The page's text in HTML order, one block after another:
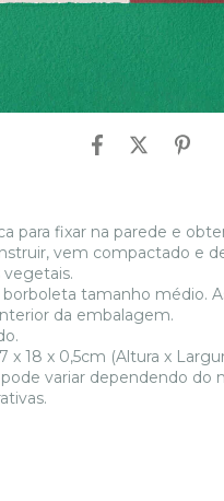
para fixar na parede e
vem compactado e
tamanho médio.
da embalagem.
18 x 0,5cm (Altura x
variar dependendo do